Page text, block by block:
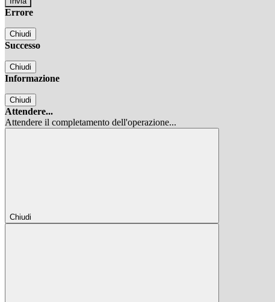
Errore
Chiudi
Successo
Chiudi
Informazione
Chiudi
Attendere...
Attendere il completamento dell'operazione...
Chiudi